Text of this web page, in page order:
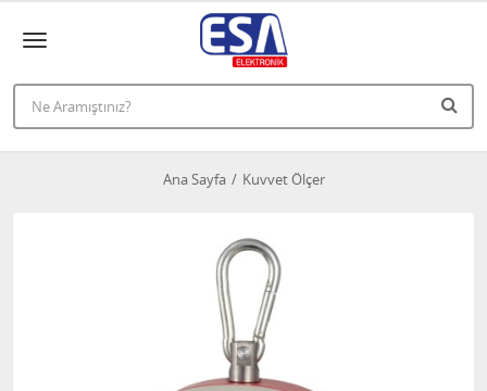
Ana Sayfa Kuvvet Ölçer